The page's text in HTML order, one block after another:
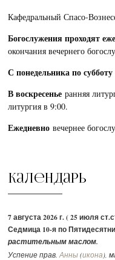
Кафедральный Спасо-
Богослужения проходят
окончания вечернего
С понедельника по
В воскресеньеранняя
литургия в 9:00.
Ежедневновечернее
Календарь
7 августа 2026 г. ( 25 июля
Седмица 10-я по
растительным маслом.
Успение прав.Анны (икона ),